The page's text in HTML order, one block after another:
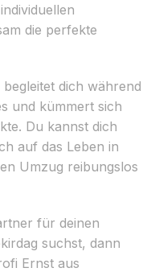
die perfekte
dich während
und kümmert sich
Du kannst dich
auf das Leben in
Umzug reibungslos
für deinen
suchst, dann
Ernst aus